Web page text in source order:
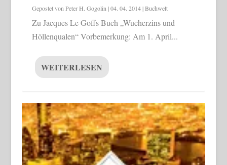
Gepostet von Peter H. Gogolin |04. 04. 2014|Buchwelt
Zu Jacques Le Goffs Buch „Wucherzins und
Höllenqualen“ Vorbemerkung: Am 1. April...
WEITERLESEN